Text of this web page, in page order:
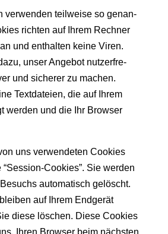
ver­wen­den teil­weise so genan­
richt­en auf Ihrem Rech­n­er
und enthal­ten keine Viren.
unser Ange­bot nutzer­fre­
und sicher­er zu machen.
Text­dateien, die auf Ihrem
wer­den und die Ihr Brows­er
uns ver­wen­de­ten Cook­ies
Cook­ies”. Sie wer­den
automa­tisch gelöscht.
auf Ihrem Endgerät
diese löschen. Diese Cook­ies
Ihren Brows­er beim näch­sten